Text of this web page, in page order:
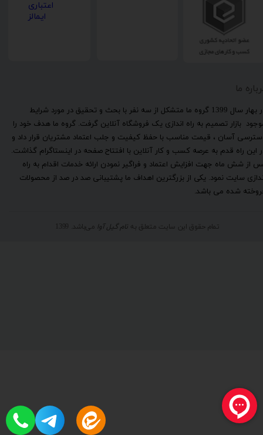
ما
​در بهار سال 1399 گروه ما متشکل از سه نفر با بحث و تحقیق در مورد شرایط
بازار تصمیم به راه اندازی یک فروشگاه آنلاین گرفت. گروه ما هدف خود را
آسان ، قیمت مناسب با حفظ کیفیت و جلب اعتماد مشتریان قرار داد و
این راه قدم به عرصه کسب و کار آنلاین با افتتاح صفحه در اینستاگرام گذاشت.
از شش ماه جهت افزایش اعتماد و فراگیر نمودن ارائه خدمات اقدام به راه
سایت نمود. یکی از بزرگترین اهداف ما پشتیبانی صد در صد از محصولات
شده می باشد.
تمام حقوق این سایت متعلق به نام گیل آوا می‌باشد. 1399